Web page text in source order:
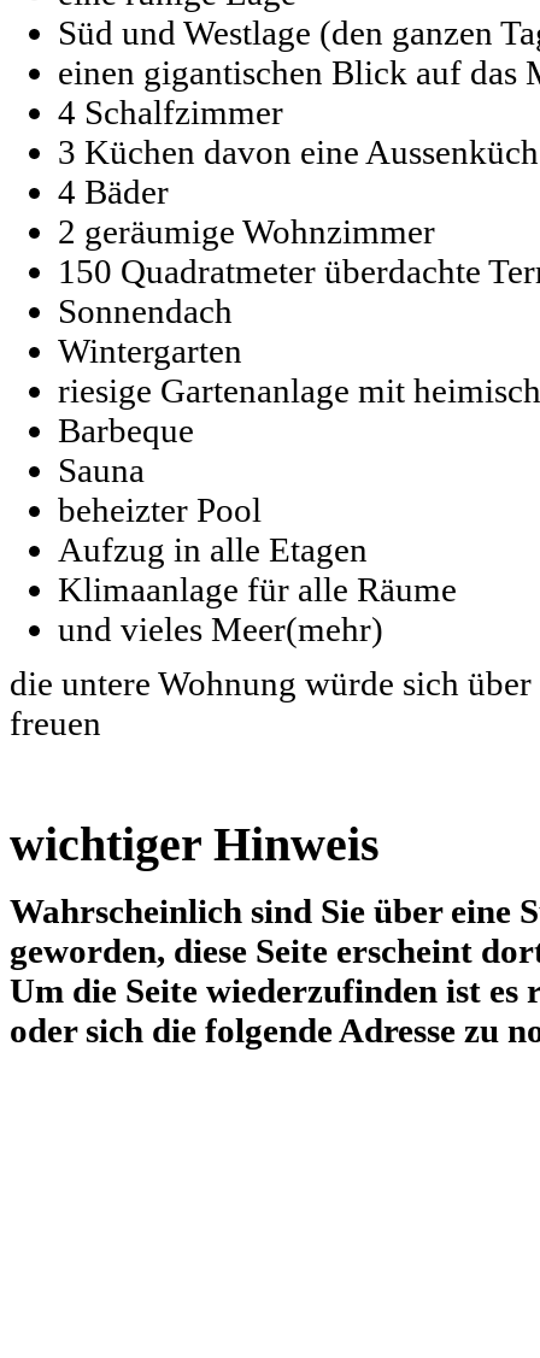
Süd und Westlage (den ganzen
einen gigantischen Blick auf das
4 Schalfzimmer
3 Küchen davon eine
4 Bäder
2 geräumige Wohnzimmer
150 Quadratmeter überdachte
Sonnendach
Wintergarten
riesige Gartenanlage mit
Barbeque
Sauna
beheizter Pool
Aufzug in alle Etagen
Klimaanlage für alle Räume
und vieles Meer(mehr)
die untere Wohnung würde sich
freuen
wichtiger Hinweis
Wahrscheinlich sind Sie über eine
geworden, diese Seite erscheint
Um die Seite wiederzufinden ist es
oder sich die folgende Adresse zu